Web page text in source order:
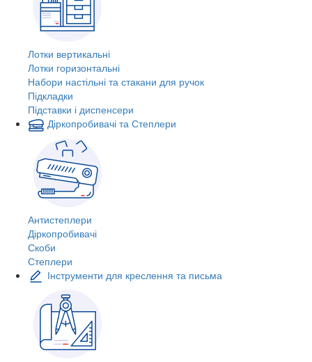
Лотки вертикальні
Лотки горизонтальні
Набори настільні та стакани для ручок
Підкладки
Підставки і диспенсери
Діркопробивачі та Степлери
Антистеплери
Діркопробивачі
Скоби
Степлери
Інструменти для креслення та письма